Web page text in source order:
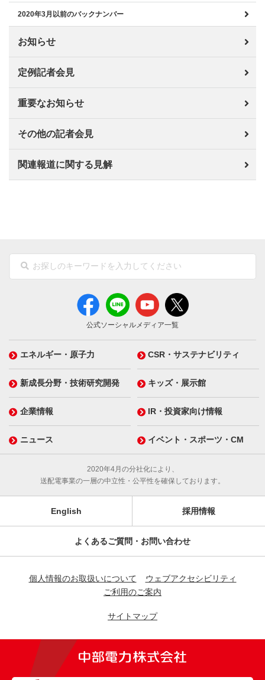
2020年3月以前のバックナンバー
お知らせ
定例記者会見
重要なお知らせ
その他の記者会見
関連報道に関する見解
公式ソーシャルメディア一覧
エネルギー・原子力 CSR・サステナビリティ
新成長分野・技術研究開発 キッズ・展示館
企業情報 IR・投資家向け情報
ニュース イベント・スポーツ・CM
2020年4月の分社化により、
送配電事業の一層の中立性・公平性を確保しております。
English 採用情報
よくあるご質問・お問い合わせ
個人情報のお取扱いについて
ウェブアクセシビリティ
ご利用のご案内
サイトマップ